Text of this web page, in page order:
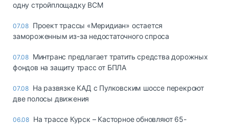
одну стройплощадку ВСМ
07.08 Проект трассы «Меридиан» остается
замороженным из-за недостаточного спроса
07.08 Минтранс предлагает тратить средства дорожных
фондов на защиту трасс от БПЛА
07.08 На развязке КАД с Пулковским шоссе перекроют
две полосы движения
06.08 На трассе Курск – Касторное обновляют 65-